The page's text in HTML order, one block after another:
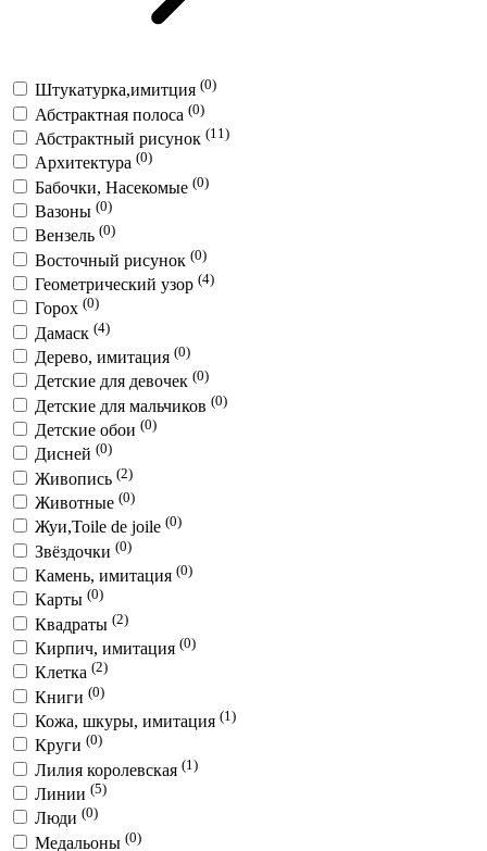
Штукатурка,имитция (0)
Абстрактная полоса (0)
Абстрактный рисунок (11)
Архитектура (0)
Бабочки, Насекомые (0)
Вазоны (0)
Вензель (0)
Восточный рисунок (0)
Геометрический узор (4)
Горох (0)
Дамаск (4)
Дерево, имитация (0)
Детские для девочек (0)
Детские для мальчиков (0)
Детские обои (0)
Дисней (0)
Живопись (2)
Животные (0)
Жуи,Toile de joile (0)
Звёздочки (0)
Камень, имитация (0)
Карты (0)
Квадраты (2)
Кирпич, имитация (0)
Клетка (2)
Книги (0)
Кожа, шкуры, имитация (1)
Круги (0)
Лилия королевская (1)
Линии (5)
Люди (0)
Медальоны (0)